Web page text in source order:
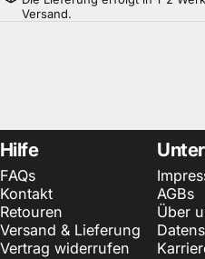
Versand.
Hilfe
FAQs
Kontakt
Retouren
Versand & Lieferung
Vertrag widerrufen
AGBs
Über